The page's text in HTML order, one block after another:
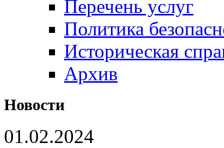
Перечень услуг
Политика
Историческая
Архив
Новости
01.02.2024